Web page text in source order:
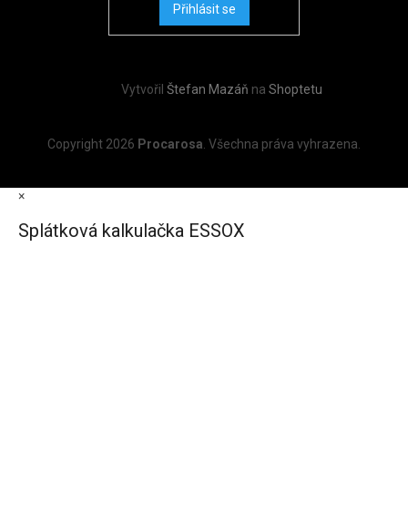
Přihlásit se
Vytvořil Štefan Mazáň na Shoptetu
Copyright 2026 Procarosa . Všechna práva vyhrazena.
×
Splátková kalkulačka ESSOX